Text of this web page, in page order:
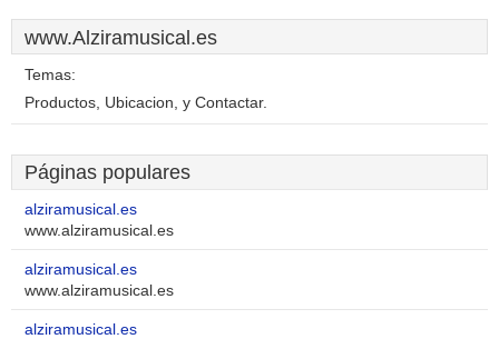
www.Alziramusical.es
Temas:
Productos, Ubicacion, y Contactar.
Páginas populares
alziramusical.es
www.alziramusical.es
alziramusical.es
www.alziramusical.es
alziramusical.es